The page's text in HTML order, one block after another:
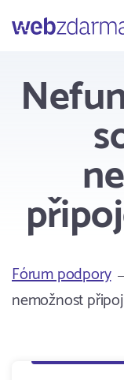
Webzdarma
Fórum podpory→
nemožnost